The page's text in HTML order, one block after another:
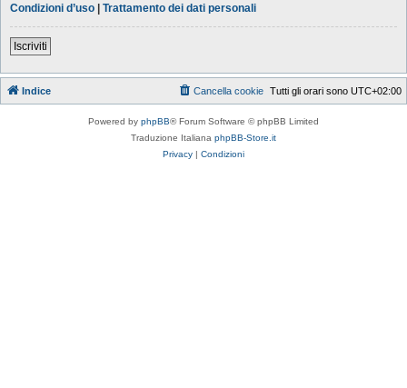
Condizioni d’uso | Trattamento dei dati personali
Iscriviti
Indice Tutti gli orari sono UTC+02:00
Cancella cookie
Powered by phpBB® Forum Software © phpBB Limited
Traduzione Italiana phpBB-Store.it
Privacy | Condizioni